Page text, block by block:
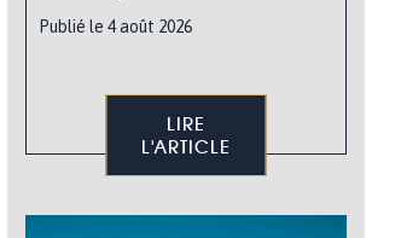
Publié le 4 août 2026
LIRE
L'ARTICLE